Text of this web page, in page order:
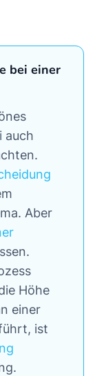
bei einer
auch
Aber
Höhe
einer
ist